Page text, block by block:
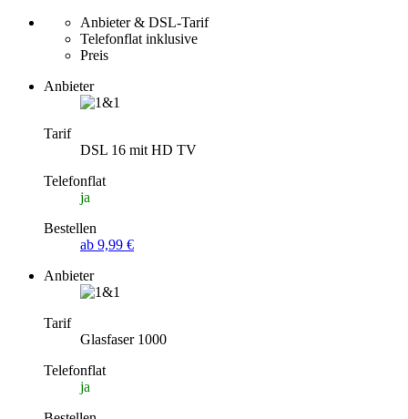
Anbieter & DSL-Tarif
Telefonflat inklusive
Preis
Anbieter
Tarif
DSL 16 mit HD TV
Telefonflat
ja
Bestellen
ab 9,99 €
Anbieter
Tarif
Glasfaser 1000
Telefonflat
ja